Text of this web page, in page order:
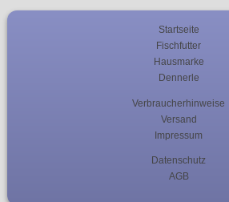
Startseite
Fischfutter
Hausmarke
Dennerle
Verbraucherhinweise
Versand
Impressum
Datenschutz
AGB